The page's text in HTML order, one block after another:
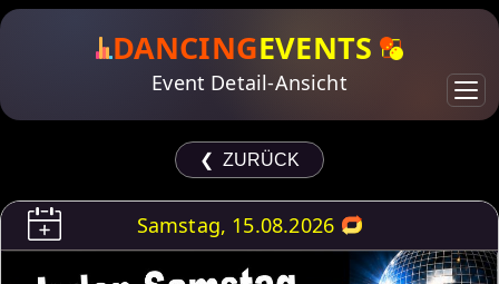
DANCINGEVENTS
Event Detail-Ansicht
❮ ZURÜCK
Samstag, 15.08.2026